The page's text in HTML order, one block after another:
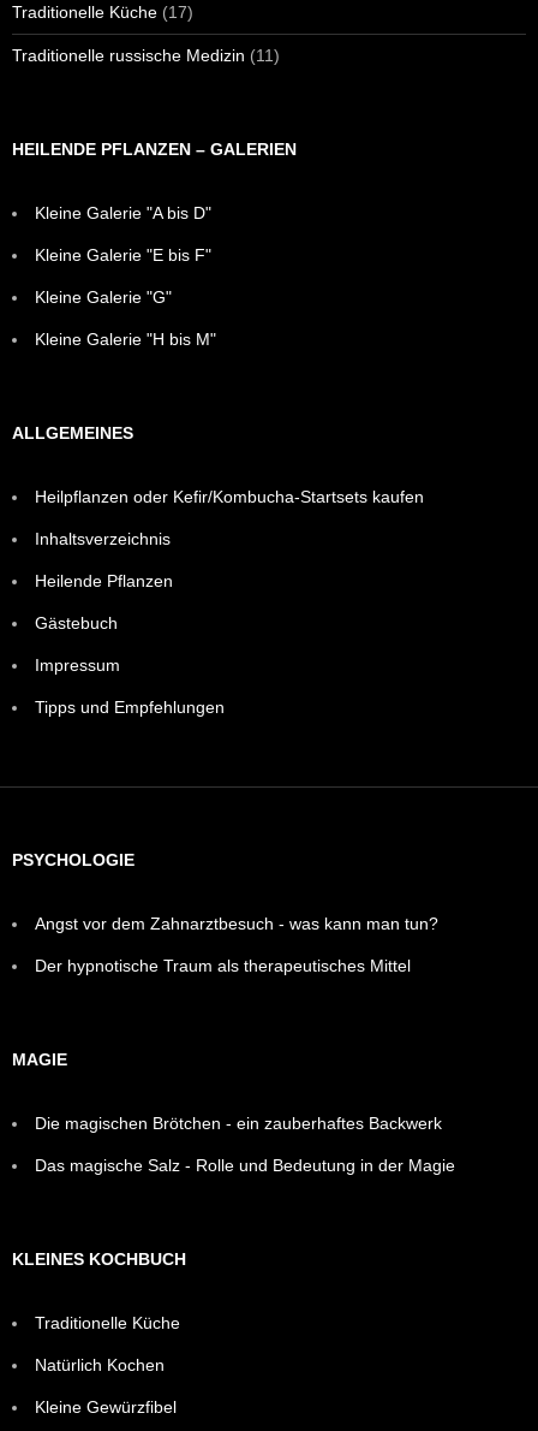
Traditionelle Küche (17)
Traditionelle russische Medizin (11)
HEILENDE PFLANZEN – GALERIEN
Kleine Galerie "A bis D"
Kleine Galerie "E bis F"
Kleine Galerie "G"
Kleine Galerie "H bis M"
ALLGEMEINES
Heilpflanzen oder Kefir/Kombucha-Startsets kaufen
Inhaltsverzeichnis
Heilende Pflanzen
Gästebuch
Impressum
Tipps und Empfehlungen
PSYCHOLOGIE
Angst vor dem Zahnarztbesuch - was kann man tun?
Der hypnotische Traum als therapeutisches Mittel
MAGIE
Die magischen Brötchen - ein zauberhaftes Backwerk
Das magische Salz - Rolle und Bedeutung in der Magie
KLEINES KOCHBUCH
Traditionelle Küche
Natürlich Kochen
Kleine Gewürzfibel